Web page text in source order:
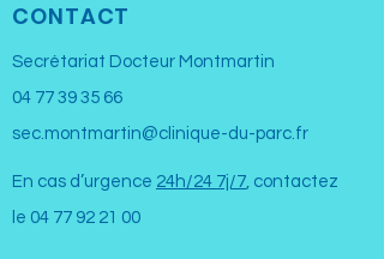
CONTACT
Secrétariat Docteur Montmartin
04 77 39 35 66
sec.montmartin@clinique-du-parc.fr
En cas d’urgence 24h/24 7j/7, contactez
le 04 77 92 21 00